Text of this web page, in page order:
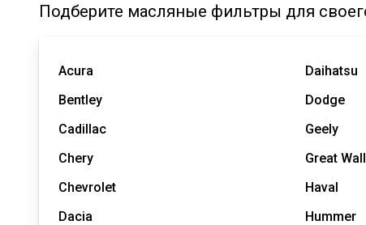
Подберите масляные фильтры для
Acura
Bentley
Cadillac
Chery
Chevrolet
Dacia
Daihatsu
Dodge
Geely
Great Wall
Haval
Hummer